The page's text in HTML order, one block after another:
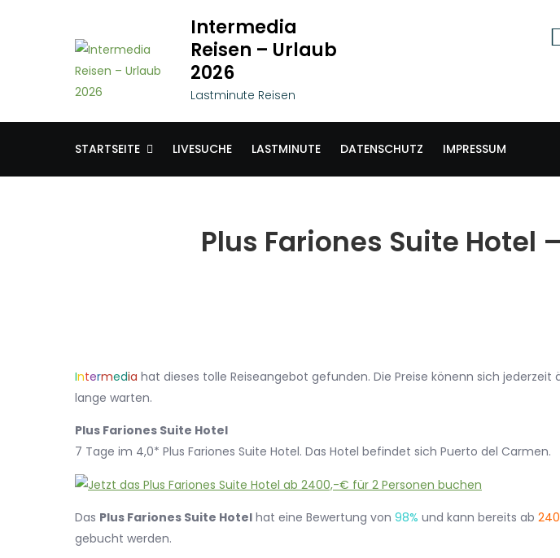
Intermedia
Reisen – Urlaub
2026
Lastminute Reisen
STARTSEITE LIVESUCHE LASTMINUTE DATENSCHUTZ IMPRESSUM
Plus Fariones Suite Hotel
Intermedia hat dieses tolle Reiseangebot gefunden. Die Preise könenn sich jederzeit
lange warten.
Plus Fariones Suite Hotel
7 Tage im 4,0* Plus Fariones Suite Hotel. Das Hotel befindet sich Puerto del Carmen.
Das Plus Fariones Suite Hotel hat eine Bewertung von 98% und kann bereits ab
gebucht werden.